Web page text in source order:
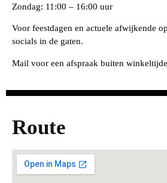
Zondag: 11:00 – 16:00 uur
Voor feestdagen en actuele afwijkende
socials in de gaten.
Mail voor een afspraak buiten
Route